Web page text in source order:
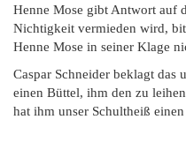
Henne Mose gibt Antwort auf
Nichtigkeit vermieden wird,
Henne Mose in seiner Klage
Caspar Schneider beklagt das
einen Büttel, ihm den zu
hat ihm unser Schultheiß